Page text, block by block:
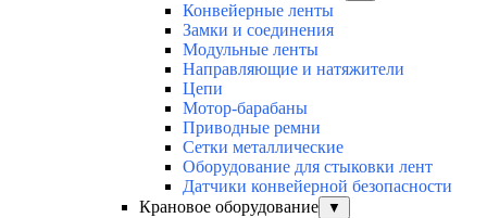
Конвейерные ленты
Замки и соединения
Модульные ленты
Направляющие и натяжители
Цепи
Мотор-барабаны
Приводные ремни
Сетки металлические
Оборудование для стыковки лент
Датчики конвейерной безопасности
Крановое оборудование
▼